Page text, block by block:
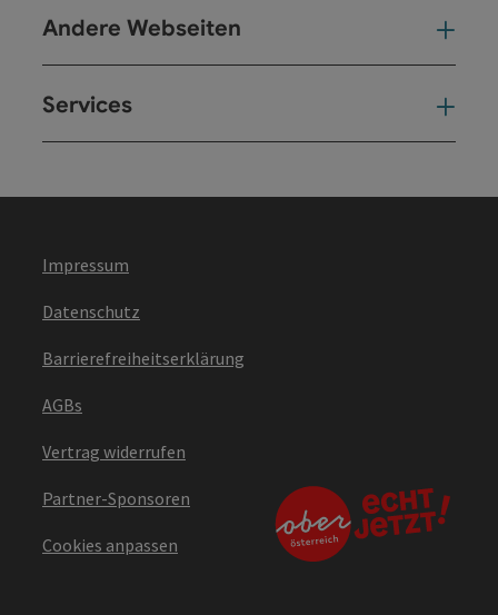
Andere Webseiten
Services
Impressum
Datenschutz
Barrierefreiheitserklärung
AGBs
Vertrag widerrufen
Partner-Sponsoren
Cookies anpassen